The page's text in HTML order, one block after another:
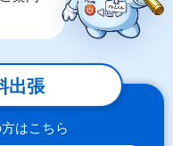
出張
はこちら